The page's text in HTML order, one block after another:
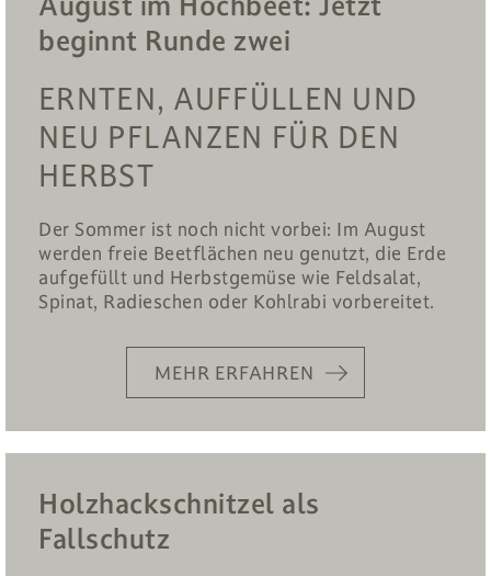
beginnt Runde zwei
ERNTEN, AUFFÜLLEN UND
NEU PFLANZEN FÜR DEN
HERBST
Der Sommer ist noch nicht vorbei: Im August
werden freie Beetflächen neu genutzt, die Erde
aufgefüllt und Herbstgemüse wie Feldsalat,
Spinat, Radieschen oder Kohlrabi vorbereitet.
MEHR ERFAHREN
Holzhackschnitzel als
Fallschutz